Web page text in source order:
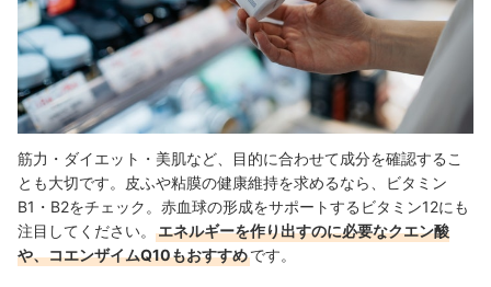
筋力・ダイエット・美肌など、目的に合わせて成分を確認するこ
とも大切です。皮ふや粘膜の健康維持を求めるなら、ビタミン
B1・B2をチェック。赤血球の形成をサポートするビタミン12にも
注目してください。
エネルギーを作り出すのに必要なクエン酸
や、コエンザイムQ10もおすすめです。